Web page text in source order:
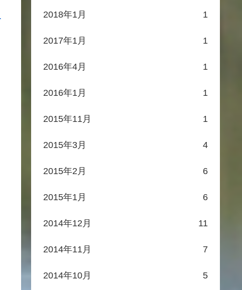
2018年1月 1
2017年1月 1
2016年4月 1
2016年1月 1
2015年11月 1
2015年3月 4
2015年2月 6
2015年1月 6
2014年12月 11
2014年11月 7
2014年10月 5